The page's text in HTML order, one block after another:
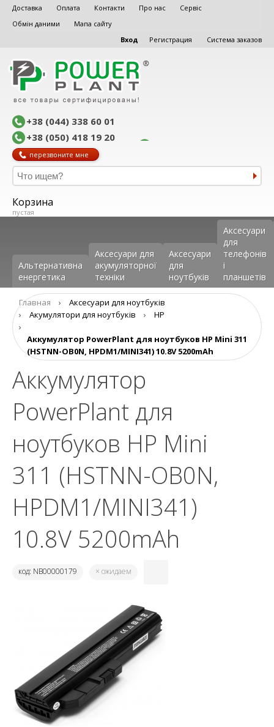
Доставка Оплата Контакти Про нас
Сервіс
Обмін даними
Мапа сайту
Вход
Регистрация Система заказов
+38 (044) 338 60 01
+38 (050) 418 19 20
перезвоните мне
Корзина
пустая
Альтернативна
енергетика
Аксесуари для
акумуляторної
техніки
Аксесуари
для
ноутбуків
Аксеcуари
для
телефонів
і
планшетів
Главная ›
Аксесуари для ноутбуків
›
Aкумулятори для ноутбуків ›
HP
›
Аккумулятор PowerPlant для ноутбуков HP Mini 311
(HSTNN-OB0N, HPDM1/MINI341) 10.8V 5200mAh
Аккумулятор
PowerPlant для
ноутбуков HP Mini
311 (HSTNN-OB0N,
HPDM1/MINI341)
10.8V 5200mAh
код: NB00000179 × ожидаем